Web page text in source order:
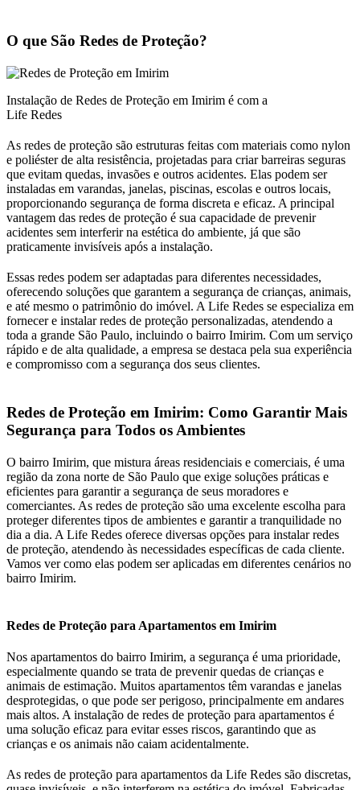
O que São Redes de Proteção?
Instalação de Redes de Proteção em Imirim é com a
Life Redes
As redes de proteção são estruturas feitas com materiais como nylon
e poliéster de alta resistência, projetadas para criar barreiras seguras
que evitam quedas, invasões e outros acidentes. Elas podem ser
instaladas em varandas, janelas, piscinas, escolas e outros locais,
proporcionando segurança de forma discreta e eficaz. A principal
vantagem das redes de proteção é sua capacidade de prevenir
acidentes sem interferir na estética do ambiente, já que são
praticamente invisíveis após a instalação.
Essas redes podem ser adaptadas para diferentes necessidades,
oferecendo soluções que garantem a segurança de crianças, animais,
e até mesmo o patrimônio do imóvel. A Life Redes se especializa em
fornecer e instalar redes de proteção personalizadas, atendendo a
toda a grande São Paulo, incluindo o bairro Imirim. Com um serviço
rápido e de alta qualidade, a empresa se destaca pela sua experiência
e compromisso com a segurança dos seus clientes.
Redes de Proteção em Imirim: Como Garantir Mais
Segurança para Todos os Ambientes
O bairro Imirim, que mistura áreas residenciais e comerciais, é uma
região da zona norte de São Paulo que exige soluções práticas e
eficientes para garantir a segurança de seus moradores e
comerciantes. As redes de proteção são uma excelente escolha para
proteger diferentes tipos de ambientes e garantir a tranquilidade no
dia a dia. A Life Redes oferece diversas opções para instalar redes
de proteção, atendendo às necessidades específicas de cada cliente.
Vamos ver como elas podem ser aplicadas em diferentes cenários no
bairro Imirim.
Redes de Proteção para Apartamentos em Imirim
Nos apartamentos do bairro Imirim, a segurança é uma prioridade,
especialmente quando se trata de prevenir quedas de crianças e
animais de estimação. Muitos apartamentos têm varandas e janelas
desprotegidas, o que pode ser perigoso, principalmente em andares
mais altos. A instalação de redes de proteção para apartamentos é
uma solução eficaz para evitar esses riscos, garantindo que as
crianças e os animais não caiam acidentalmente.
As redes de proteção para apartamentos da Life Redes são discretas,